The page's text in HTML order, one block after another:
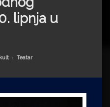
lipnja u
Kategorije:
Teatar